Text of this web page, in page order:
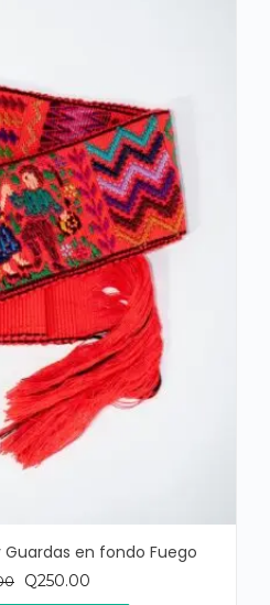
Guardas en fondo Fuego
El
Q250.00